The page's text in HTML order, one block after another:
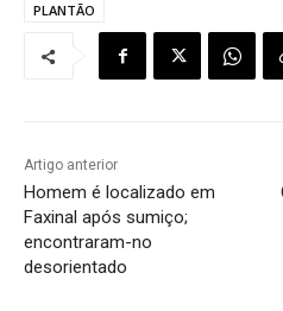
PLANTÃO
Artigo anterior
Homem é localizado em
Faxinal após sumiço;
encontraram-no
desorientado